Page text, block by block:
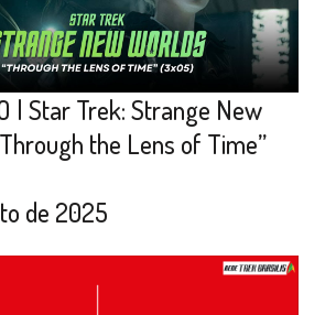
| Star Trek: Strange New
the Lens of Time”
de 2025